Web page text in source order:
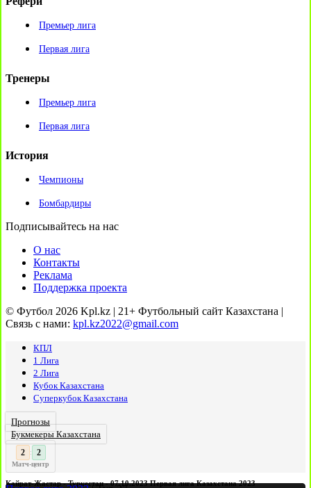
Премьер лига
Первая лига
Тренеры
Премьер лига
Первая лига
История
Чемпионы
Бомбардиры
Подписывайтесь на нас
О нас
Контакты
Реклама
Поддержка проекта
© Футбол 2026 Kpl.kz | 21+ Футбольный сайт Казахстана |
Связь с нами: kpl.kz2022@gmail.com
КПЛ
1 Лига
2 Лига
Кубок Казахстана
Суперкубок Казахстана
Прогнозы
Букмекеры Казахстана
3 : 2
Матч-центр
Кайрат-Жастар - Туркестан - 07.10.2023 Первая лига Казахстана 2023